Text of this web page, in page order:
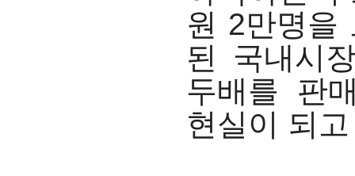
원 2만명을
된 국내시
두배를 판
현실이 되